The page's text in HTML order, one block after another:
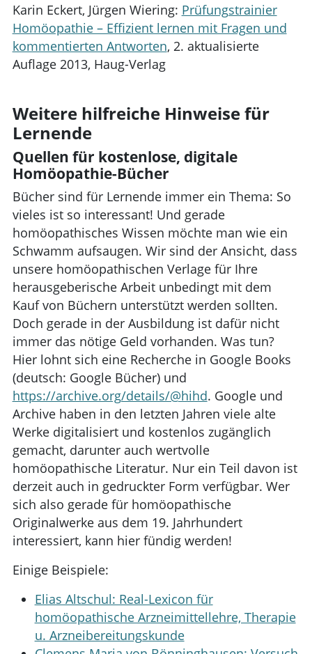
Karin Eckert, Jürgen Wiering: Prüfungstrainier
Homöopathie – Effizient lernen mit Fragen und
kommentierten Antworten, 2. aktualisierte
Auflage 2013, Haug-Verlag
Weitere hilfreiche Hinweise für
Lernende
Quellen für kostenlose, digitale
Homöopathie-Bücher
Bücher sind für Lernende immer ein Thema: So
vieles ist so interessant! Und gerade
homöopathisches Wissen möchte man wie ein
Schwamm aufsaugen. Wir sind der Ansicht, dass
unsere homöopathischen Verlage für Ihre
herausgeberische Arbeit unbedingt mit dem
Kauf von Büchern unterstützt werden sollten.
Doch gerade in der Ausbildung ist dafür nicht
immer das nötige Geld vorhanden. Was tun?
Hier lohnt sich eine Recherche in Google Books
(deutsch: Google Bücher) und
https://archive.org/details/@hihd. Google und
Archive haben in den letzten Jahren viele alte
Werke digitalisiert und kostenlos zugänglich
gemacht, darunter auch wertvolle
homöopathische Literatur. Nur ein Teil davon ist
derzeit auch in gedruckter Form verfügbar. Wer
sich also gerade für homöopathische
Originalwerke aus dem 19. Jahrhundert
interessiert, kann hier fündig werden!
Einige Beispiele:
Elias Altschul: Real-Lexicon für
homöopathische Arzneimittellehre, Therapie
u. Arzneibereitungskunde